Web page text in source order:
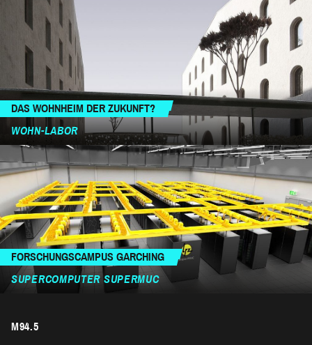
DAS WOHNHEIM DER ZUKUNFT?
WOHN-LABOR
FORSCHUNGSCAMPUS GARCHING
SUPERCOMPUTER SUPERMUC
M94.5